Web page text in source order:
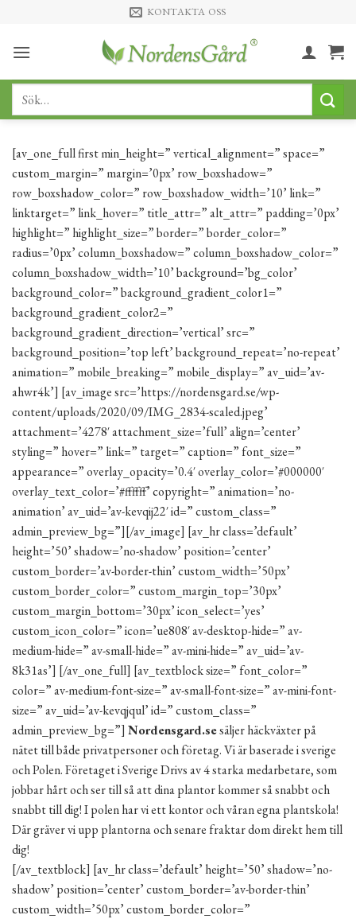
content
KONTAKTA OSS
Sök
[av_one_full first min_height=” vertical_alignment=” space=”
custom_margin=” margin=’0px’ row_boxshadow=”
row_boxshadow_color=” row_boxshadow_width=’10’ link=”
linktarget=” link_hover=” title_attr=” alt_attr=” padding=’0px’
highlight=” highlight_size=” border=” border_color=”
radius=’0px’ column_boxshadow=” column_boxshadow_color=”
column_boxshadow_width=’10’ background=’bg_color’
background_color=” background_gradient_color1=”
background_gradient_color2=”
background_gradient_direction=’vertical’ src=”
background_position=’top left’ background_repeat=’no-repeat’
animation=” mobile_breaking=” mobile_display=” av_uid=’av-
ahwr4k’] [av_image src=’https://nordensgard.se/wp-
content/uploads/2020/09/IMG_2834-scaled.jpeg’
attachment=’4278′ attachment_size=’full’ align=’center’
styling=” hover=” link=” target=” caption=” font_size=”
appearance=” overlay_opacity=’0.4′ overlay_color=’#000000′
overlay_text_color=’#ffffff’ copyright=” animation=’no-
animation’ av_uid=’av-kevqij22′ id=” custom_class=”
admin_preview_bg=”][/av_image] [av_hr class=’default’
height=’50’ shadow=’no-shadow’ position=’center’
custom_border=’av-border-thin’ custom_width=’50px’
custom_border_color=” custom_margin_top=’30px’
custom_margin_bottom=’30px’ icon_select=’yes’
custom_icon_color=” icon=’ue808′ av-desktop-hide=” av-
medium-hide=” av-small-hide=” av-mini-hide=” av_uid=’av-
8k31as’] [/av_one_full] [av_textblock size=” font_color=”
color=” av-medium-font-size=” av-small-font-size=” av-mini-font-
size=” av_uid=’av-kevqjqul’ id=” custom_class=”
admin_preview_bg=”] Nordensgard.sesäljer häckväxter på
nätet till både privatpersoner och företag. Vi är baserade i sverige
och Polen. Företaget i Sverige Drivs av 4 starka medarbetare, som
jobbar hårt och ser till så att dina plantor kommer så snabbt och
snabbt till dig! I polen har vi ett kontor och våran egna plantskola!
Där gräver vi upp plantorna och senare fraktar dom direkt hem till
dig!
[/av_textblock] [av_hr class=’default’ height=’50’ shadow=’no-
shadow’ position=’center’ custom_border=’av-border-thin’
custom_width=’50px’ custom_border_color=”